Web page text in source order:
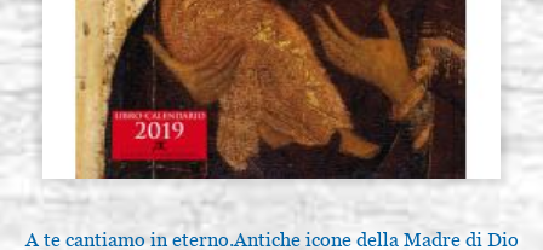
A te cantiamo in eterno.Antiche icone della Madre di Dio